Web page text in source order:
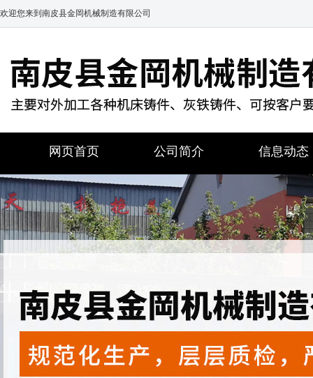
欢迎您来到南皮县金岡机械制造有限公司
网页首页 公司简介 信息动态